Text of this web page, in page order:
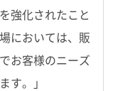
強化されたこと
においては、販
お客様のニーズ
す。」